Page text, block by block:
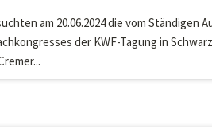
am 20.06.2024 die vom Ständigen
der KWF-Tagung in